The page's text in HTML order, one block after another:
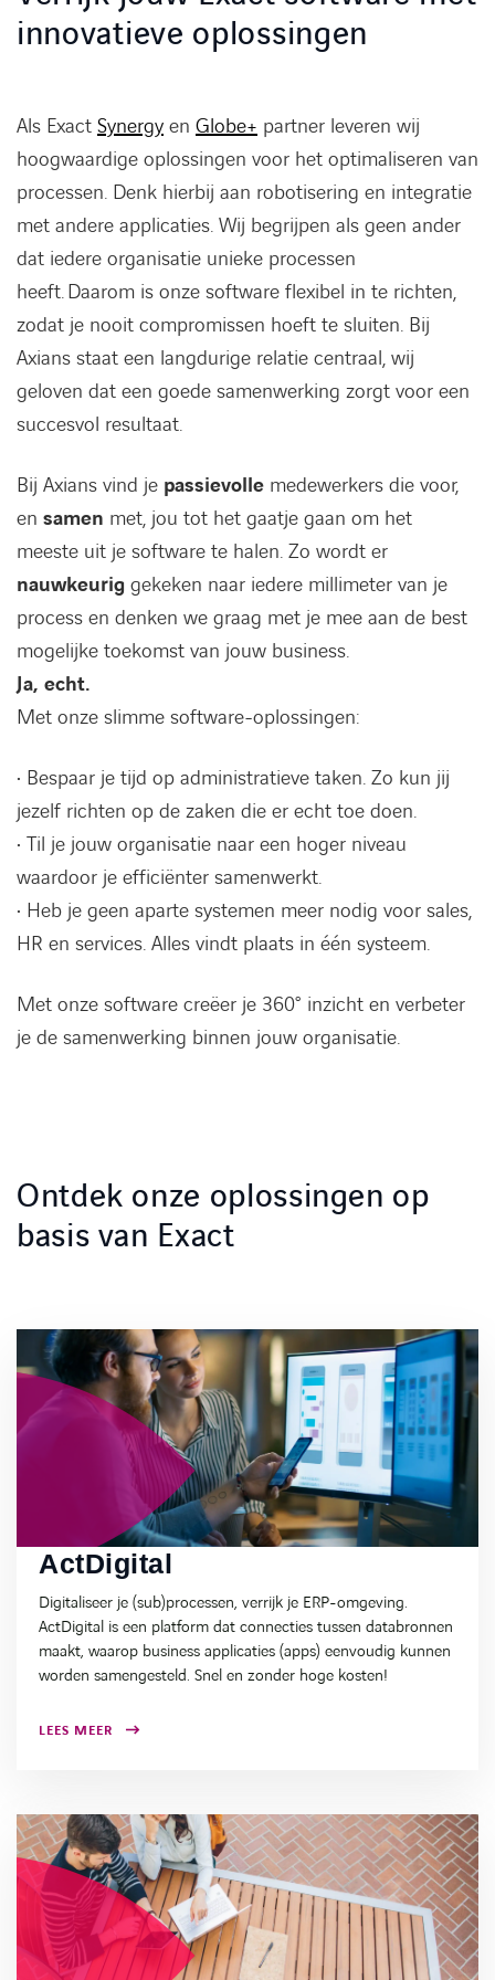
innovatieve oplossingen
Als Exact Synergy en Globe+ partner leveren wij
hoogwaardige oplossingen voor het optimaliseren van
processen. Denk hierbij aan robotisering en integratie
met andere applicaties. Wij begrijpen als geen ander
dat iedere organisatie unieke processen
heeft. Daarom is onze software flexibel in te richten,
zodat je nooit compromissen hoeft te sluiten. Bij
Axians staat een langdurige relatie centraal, wij
geloven dat een goede samenwerking zorgt voor een
succesvol resultaat.
Bij Axians vind je passievolle medewerkers die voor,
en samen met, jou tot het gaatje gaan om het
meeste uit je software te halen. Zo wordt er
nauwkeurig gekeken naar iedere millimeter van je
process en denken we graag met je mee aan de best
mogelijke toekomst van jouw business.
Ja, echt.
Met onze slimme software-oplossingen:
• Bespaar je tijd op administratieve taken. Zo kun jij
jezelf richten op de zaken die er echt toe doen.
• Til je jouw organisatie naar een hoger niveau
waardoor je efficiënter samenwerkt.
• Heb je geen aparte systemen meer nodig voor sales,
HR en services. Alles vindt plaats in één systeem.
Met onze software creëer je 360° inzicht en verbeter
je de samenwerking binnen jouw organisatie.
Ontdek onze oplossingen op
basis van Exact
ActDigital
Digitaliseer je (sub)processen, verrijk je ERP-omgeving.
ActDigital is een platform dat connecties tussen databronnen
maakt, waarop business applicaties (apps) eenvoudig kunnen
worden samengesteld. Snel en zonder hoge kosten!
LEES MEER